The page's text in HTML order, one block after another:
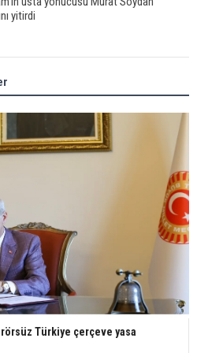
yitirdi
ile Müsavat Dervişoğlu cenazede
okullar tatil mi?
gerçekleşiyor... Dondurulmuş
hayata döndürecek keşif
Mahmut Tuncer estetik operasyon
Son hali gündem oldu
Türkiye çerçeve yasa